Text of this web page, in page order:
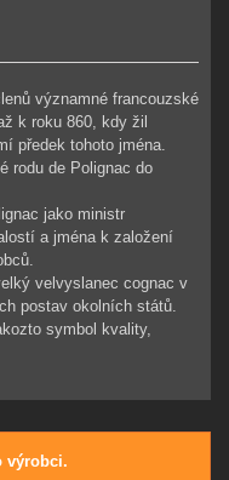
významné francouzské
k roku 860, kdy žil
předek tohoto jména.
rodu de Polignac do
jako ministr
a jména k založení
velvyslanec cognac v
postav okolních států.
symbol kvality,
výrobci.